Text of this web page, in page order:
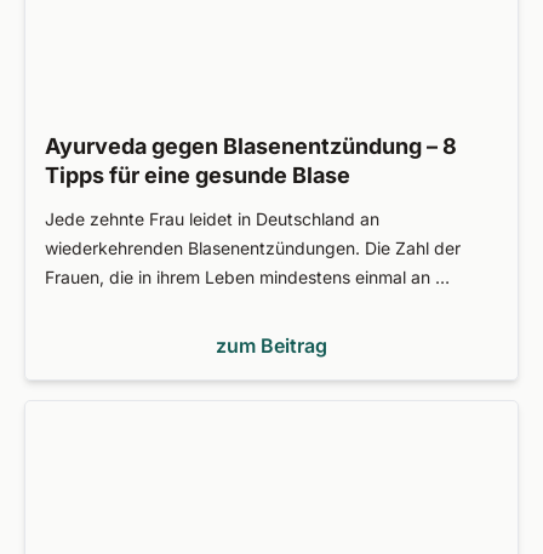
Ayurveda gegen Blasenentzündung – 8
Tipps für eine gesunde Blase
Jede zehnte Frau leidet in Deutschland an
wiederkehrenden Blasenentzündungen. Die Zahl der
Frauen, die in ihrem Leben mindestens einmal an …
zum Beitrag